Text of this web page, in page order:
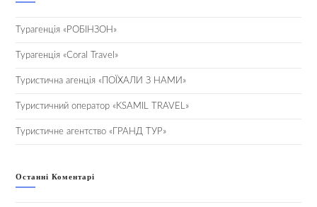
Турагенція «РОБІНЗОН»
Турагенція «Coral Travel»
Туристична агенція «ПОЇХАЛИ З НАМИ»
Туристичний оператор «KSAMIL TRAVEL»
Туристичне агентство «ГРАНД ТУР»
Останні Коментарі